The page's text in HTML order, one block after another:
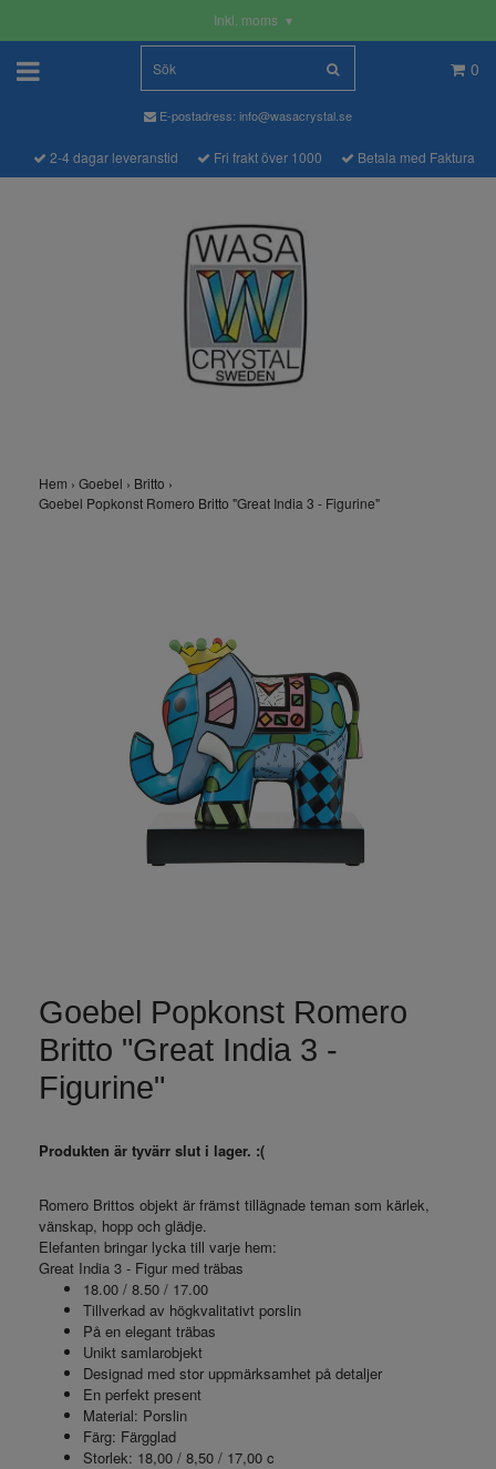
Inkl. moms ▾
0
E-postadress: info@wasacrystal.se
2-4 dagar leveranstid Fri frakt över 1000 Betala med Faktura
Hem › Goebel › Britto ›
Goebel Popkonst Romero Britto "Great India 3 - Figurine"
Goebel Popkonst Romero
Britto "Great India 3 -
Figurine"
Produkten är tyvärr slut i lager. :(
Romero Brittos objekt är främst tillägnade teman som kärlek,
vänskap, hopp och glädje.
Elefanten bringar lycka till varje hem:
Great India 3 - Figur med träbas
18.00 / 8.50 / 17.00
Tillverkad av högkvalitativt porslin
På en elegant träbas
Unikt samlarobjekt
Designad med stor uppmärksamhet på detaljer
En perfekt present
Material: Porslin
Färg: Färgglad
Storlek: 18,00 / 8,50 / 17,00 c